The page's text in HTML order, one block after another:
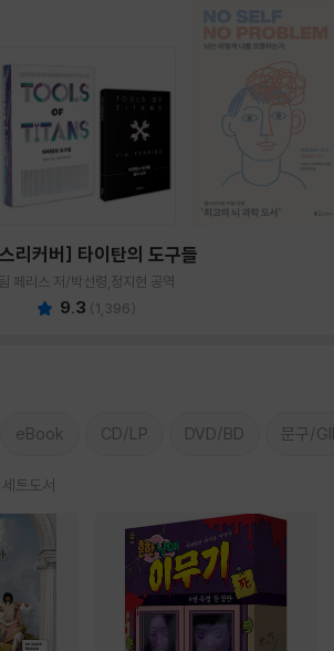
리커버] 타이탄의 도구들
팀 페리스 저/박선령,정지현 공역
9.3 (1,396)
eBook CD/LP DVD/BD 문구/
세트도서